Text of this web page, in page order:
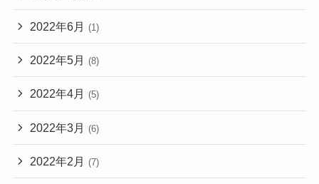
2022年6月 (1)
2022年5月 (8)
2022年4月 (5)
2022年3月 (6)
2022年2月 (7)